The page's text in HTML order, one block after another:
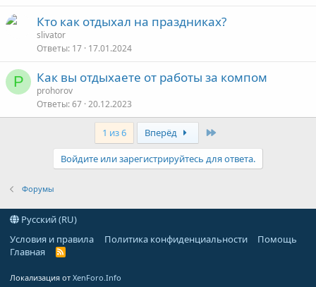
Кто как отдыхал на праздниках?
slivator
Ответы 17 17.01.2024
P Как вы отдыхаете от работы за компом
prohorov
Ответы 67 20.12.2023
1 из 6 Вперёд
Войдите или зарегистрируйтесь для ответа.
Форумы
Русский (RU)
Условия и правила
Политика конфиденциальности
Помощь
Главная
R
Локализация от XenForo.Info